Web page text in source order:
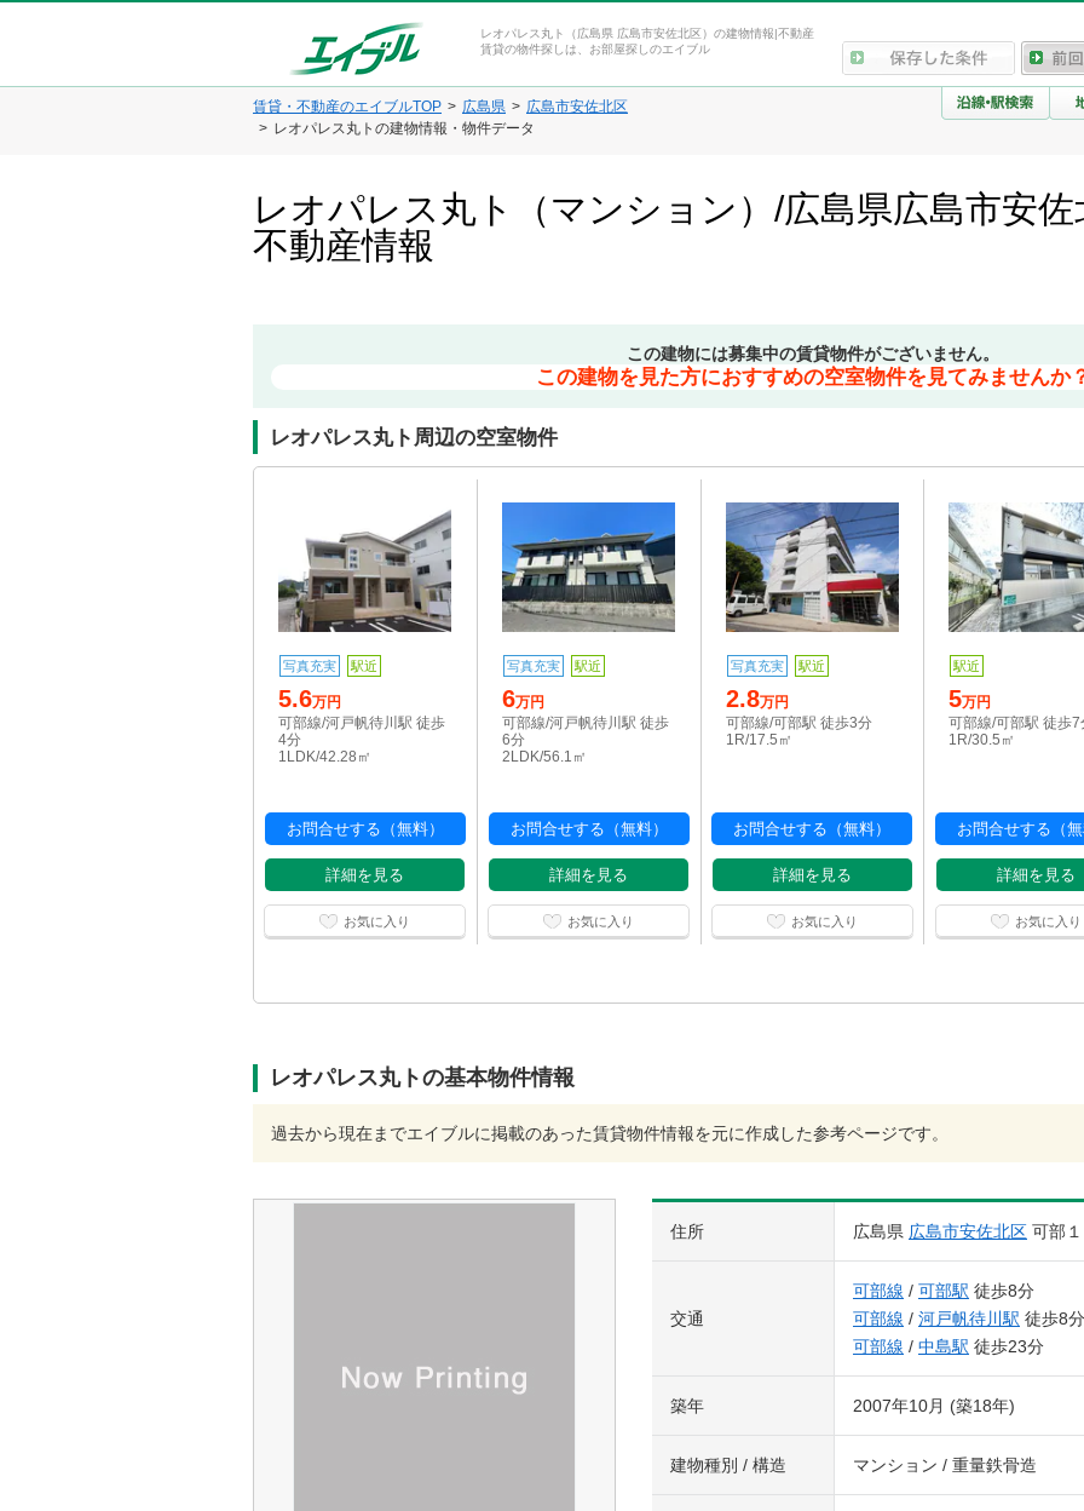
レオパレス丸ト（広島県 広島市安佐北区）の建物情報|不動産
賃貸の物件探しは、お部屋探しのエイブル
賃貸・不動産のエイブルTOP 広島県
広島市安佐北区
レオパレス丸トの建物情報・物件データ
レオパレス丸ト（マンション）/広島県広島市安
不動産情報
この建物には募集中の賃貸物件がございません。
この建物を見た方におすすめの空室物件を見てみませんか
レオパレス丸ト周辺の空室物件
写真充実 駅近
5.6万円
可部線/河戸帆待川駅 徒歩
4分
1LDK/42.28㎡
お問合せする（無料）
詳細を見る
お気に入り
写真充実 駅近
6万円
可部線/河戸帆待川駅 徒歩
6分
2LDK/56.1㎡
お問合せする（無料）
詳細を見る
お気に入り
写真充実 駅近
2.8万円
可部線/可部駅 徒歩3分
1R/17.5㎡
お問合せする（無料）
詳細を見る
お気に入り
駅近
5万円
可部線/可部駅 徒歩7
1R/30.5㎡
お問合せする（
詳細を見る
お気に入り
レオパレス丸トの基本物件情報
過去から現在までエイブルに掲載のあった賃貸物件情報を元に作成した参考ページです。
住所 広島県 広島市安佐北区 可部
交通
可部線 / 可部駅 徒歩8分
可部線 / 河戸帆待川駅 徒歩8分
可部線 / 中島駅 徒歩23分
築年 2007年10月 (築18年)
建物種別 / 構造 マンション / 重量鉄骨造